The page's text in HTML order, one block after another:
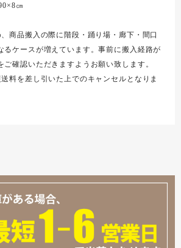
㎝
商品搬入の際に階段・踊り場・廊下・間口
るケースが増えています。事前に搬入経路が
ご確認いただきますようお願い致します。
料を差し引いた上でのキャンセルとなりま